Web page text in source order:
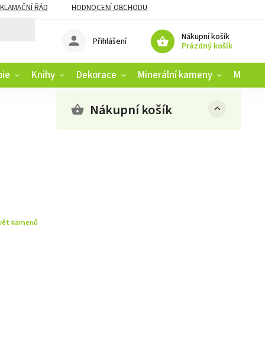
ŘÁD
HODNOCENÍ OBCHODU
Nákupní košík
Prázdný košík
Přihlášení
Knihy Dekorace Minerální kameny
Nákupní košík
kamenů